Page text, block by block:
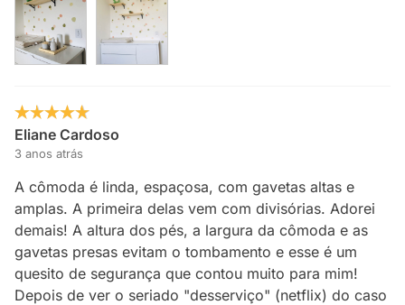
Eliane Cardoso
3 anos atrás
A cômoda é linda, espaçosa, com gavetas altas e
amplas. A primeira delas vem com divisórias. Adorei
demais! A altura dos pés, a largura da cômoda e as
gavetas presas evitam o tombamento e esse é um
quesito de segurança que contou muito para mim!
Depois de ver o seriado "desserviço" (netflix) do caso